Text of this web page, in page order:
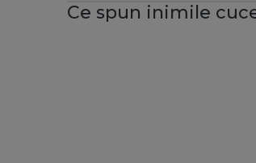
Ce spun inimile